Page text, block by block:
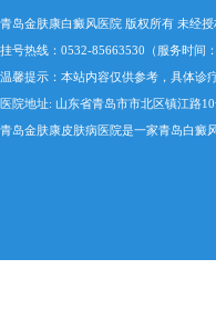
青岛金肤康白癜风医院 版权所有 未经
挂号热线：0532-85663530（服务时间
温馨提示：本站内容仅供参考，具体诊
医院地址: 山东省青岛市市北区镇江路
青岛金肤康皮肤病医院是一家青岛白癜